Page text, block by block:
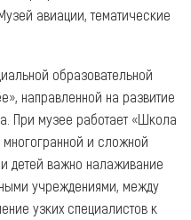
авиации, тематические
образовательной
направленной на развитие
При музее работает «Школа
и сложной
детей важно налаживание
учреждениями, между
узких специалистов к